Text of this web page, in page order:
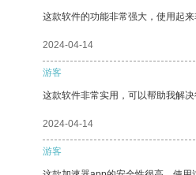
这款软件的功能非常强大，使用起来
2024-04-14
游客
这款软件非常实用，可以帮助我解
2024-04-14
游客